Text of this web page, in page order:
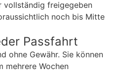
vollständig freigegeben
noch bis Mitte
Passfahrt
ohne Gewähr. Sie können
mehrere Wochen